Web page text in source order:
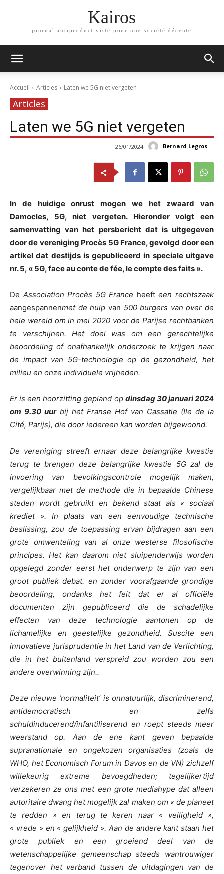
Kairos
journal antiproductiviste pour une société décente
Accueil Articles Laten we 5G niet vergeten
Articles
Laten we 5G niet vergeten
Bernard Legros
26/01/2024
In de huidige onrust mogen we het zwaard van
Damocles, 5G, niet vergeten. Hieronder volgt een
samenvatting van het persbericht dat is uitgegeven
door de vereniging Procès 5G France, gevolgd door een
artikel dat destijds is gepubliceerd in speciale uitgave
nr. 5, « 5G, face au conte de fée, le compte des faits ».
De Association Procès 5G France heefteen rechtszaak
aangespannenmet de hulp van 500 burgers van over de
hele wereld om in mei 2020 voor de Parijse rechtbanken
te verschijnen. Het doel was om een gerechtelijke
beoordeling of onafhankelijk onderzoek te krijgen naar
de impact van 5G-technologie op de gezondheid, het
milieu en onze individuele vrijheden.
Er is een hoorzitting gepland op dinsdag 30 januari 2024
om 9.30 uurbij het Franse Hof van Cassatie (Ile de la
Cité, Parijs), die door iedereen kan worden bijgewoond.
De vereniging streeft ernaardeze belangrijke kwestie
terug te brengen deze belangrijke kwestie 5G zal de
invoering van bevolkingscontrole mogelijk maken,
vergelijkbaar met de methode die in bepaalde Chinese
steden wordt gebruikt en bekend staat als « sociaal
krediet ». In plaats van een eenvoudige technische
beslissing, zou de toepassing ervan bijdragen aan een
grote omwenteling van al onze westerse filosofische
principes. Het kan daarom niet sluipenderwijs worden
opgelegd zonder eerst het onderwerp te zijn van een
groot publiek debat. en zonder voorafgaande grondige
beoordeling, ondanks het feit dat er al officiële
documenten zijn gepubliceerd die de schadelijke
effecten van deze technologie aantonen op de
lichamelijke en geestelijke gezondheid. Suscite een
innovatieve jurisprudentie in het Land van de Verlichting,
die in het buitenland verspreid zou worden zou een
andere overwinning zijn..
Deze nieuwe ‘normaliteit’ is onnatuurlijk, discriminerend,
antidemocratisch en zelfs
schuldinducerend/infantiliserend en roept steeds meer
weerstand op. Aan de ene kant geven bepaalde
supranationale en ongekozen organisaties (zoals de
WHO, het Economisch Forum in Davos en de VN) zichzelf
willekeurig extreme bevoegdheden; tegelijkertijd
verzekeren ze ons met een grote mediahype dat alleen
autoritaire dwang het mogelijk zal maken om « de planeet
te redden » en terug te keren naar « veiligheid »,
« vrede » en « gelijkheid ». Aan de andere kant staan het
grote publiek en een groeiend deel van de
wetenschappelijke gemeenschap steeds wantrouwiger
tegenover het verband tussen de uitdagingen van de